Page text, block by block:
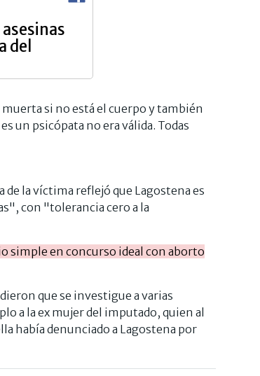
del
si no está el cuerpo y también
un psicópata no era válida. Todas
de la víctima reflejó que Lagostena es
con "tolerancia cero a la
simple en concurso ideal con aborto
que se investigue a varias
a la ex mujer del imputado, quien al
había denunciado a Lagostena por